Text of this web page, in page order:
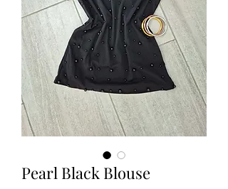
Pearl Black Blouse